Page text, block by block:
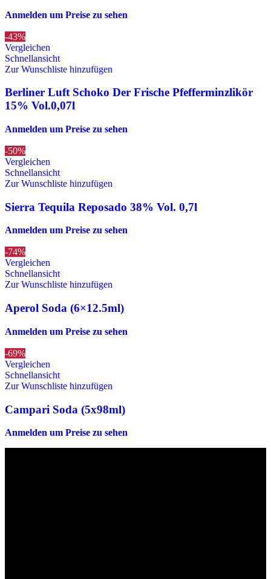
Anmelden um Preise zu sehen
-43%
Vergleichen
Schnellansicht
Zur Wunschliste hinzufügen
Berliner Luft Schoko Der Frische Pfefferminzlikör
15% Vol.0,07l
Anmelden um Preise zu sehen
-50%
Vergleichen
Schnellansicht
Zur Wunschliste hinzufügen
Sierra Tequila Reposado 38% Vol. 0,7l
Anmelden um Preise zu sehen
-74%
Vergleichen
Schnellansicht
Zur Wunschliste hinzufügen
Aperol Soda (6×12.5ml)
Anmelden um Preise zu sehen
-69%
Vergleichen
Schnellansicht
Zur Wunschliste hinzufügen
Campari Soda (5x98ml)
Anmelden um Preise zu sehen